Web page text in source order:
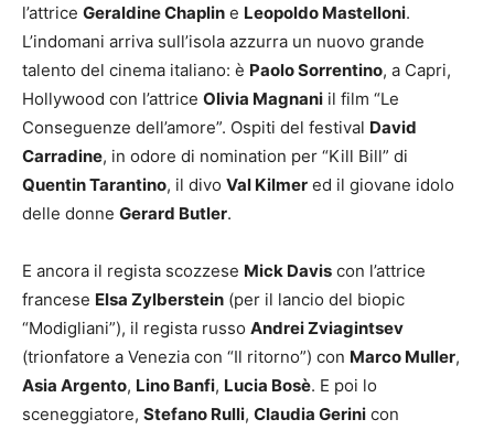
l’attrice Geraldine Chaplin e Leopoldo Mastelloni.
L’indomani arriva sull’isola azzurra un nuovo grande
talento del cinema italiano: è Paolo Sorrentino, a Capri,
Hollywood con l’attrice Olivia Magnani il film “Le
Conseguenze dell’amore”. Ospiti del festival David
Carradine, in odore di nomination per “Kill Bill” di
Quentin Tarantino, il divo Val Kilmer ed il giovane idolo
delle donne Gerard Butler.
E ancora il regista scozzese Mick Davis con l’attrice
francese Elsa Zylberstein (per il lancio del biopic
“Modigliani”), il regista russo Andrei Zviagintsev
(trionfatore a Venezia con “Il ritorno”) con Marco Muller,
Asia Argento, Lino Banfi, Lucia Bosè. E poi lo
sceneggiatore, Stefano Rulli, Claudia Gerini con